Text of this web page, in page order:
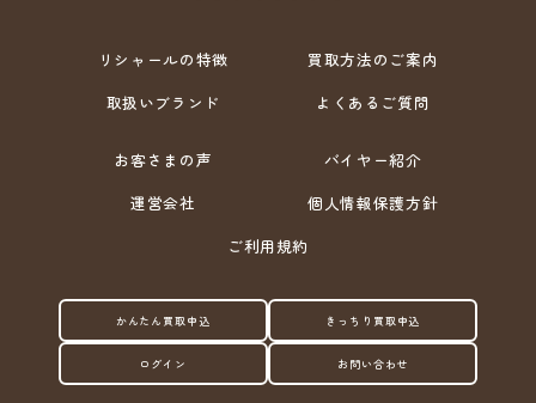
リシャールの特徴
買取方法のご案内
取扱いブランド
よくあるご質問
お客さまの声
バイヤー紹介
運営会社
個人情報保護方針
ご利用規約
かんたん買取申込 きっちり買取申込
ログイン お問い合わせ